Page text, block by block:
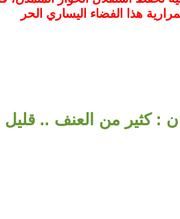
هذا الفضاء اليساري الحر
: كثير من العنف ..